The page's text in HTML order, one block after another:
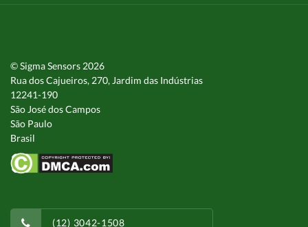
© Sigma Sensors 2026
Rua dos Cajueiros, 270, Jardim das Indústrias
12241-190
São José dos Campos
São Paulo
Brasil
(12) 3042-1508